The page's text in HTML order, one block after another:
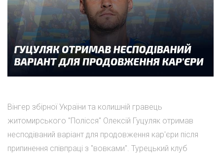
Вінгер збірної України та колишній гравець
житомирського "Полісся" Олексій Гуцуляк отримав
несподіваний варіант для продовження кар'єри після
припинення співпраці з "вовками". Турецький клуб